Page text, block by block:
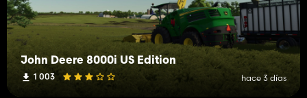
John Deere 8000i US Edition
1 003 hace 3 días